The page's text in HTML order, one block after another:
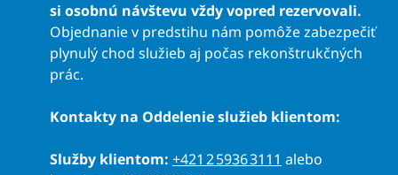
si osobnú návštevu vždy vopred rezervovali.
Objednanie v predstihu nám pomôže zabezpečiť
plynulý chod služieb aj počas rekonštrukčných
prác.
Kontakty na Oddelenie služieb klientom:
Služby klientom: +421 2 5936 3111 alebo